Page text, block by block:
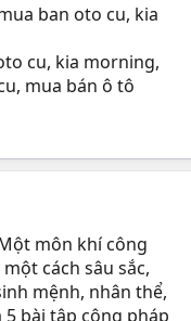
ban oto cu, kia
cu, kia morning,
mua bán ô tô
môn khí công
cách sâu sắc,
mệnh, nhân thể,
bài tập công pháp